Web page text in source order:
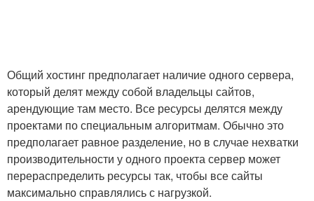
Общий хостинг предполагает наличие одного сервера,
который делят между собой владельцы сайтов,
арендующие там место. Все ресурсы делятся между
проектами по специальным алгоритмам. Обычно это
предполагает равное разделение, но в случае нехватки
производительности у одного проекта сервер может
перераспределить ресурсы так, чтобы все сайты
максимально справлялись с нагрузкой.